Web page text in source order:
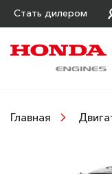
Стать дилером
Главная